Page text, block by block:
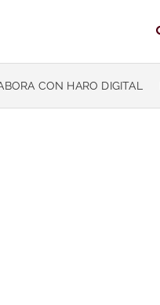
CON HARO DIGITAL